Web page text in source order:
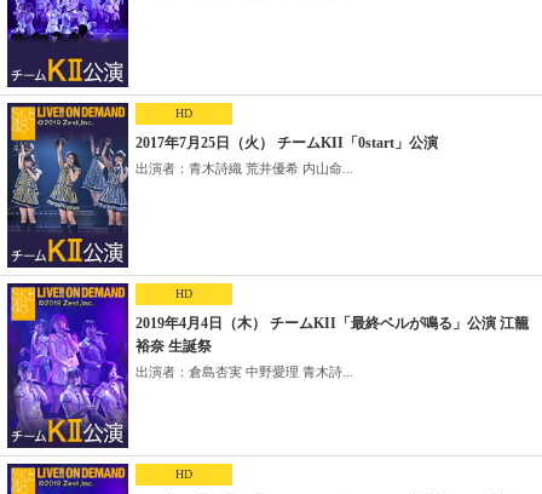
HD
2017年7月25日（火） チームKII「0start」公演
出演者：青木詩織 荒井優希 内山命...
HD
2019年4月4日（木） チームKII「最終ベルが鳴る」公演 江籠
裕奈 生誕祭
出演者：倉島杏実 中野愛理 青木詩...
HD